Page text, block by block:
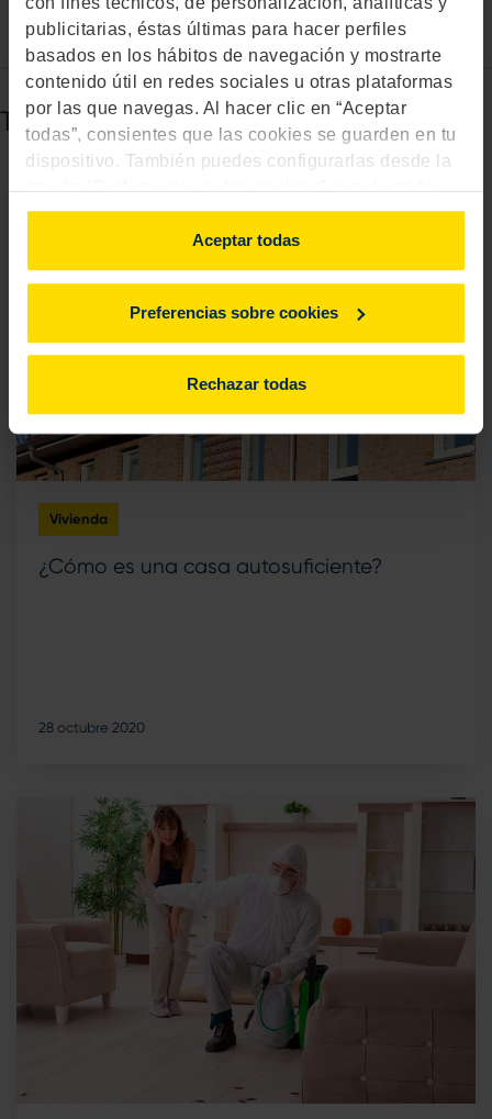
publicitarias, éstas últimas para hacer perfiles
basados en los hábitos de navegación y mostrarte
contenido útil en redes sociales u otras plataformas
por las que navegas. Al hacer clic en “Aceptar
todas”, consientes que las cookies se guarden en tu
dispositivo. También puedes configurarlas desde la
opción "Preferencias sobre cookies" o rechazarlas.
Para más información, consultaaquí.
Aceptar todas
Preferencias sobre cookies
Rechazar todas
También puede interesarte...
Vivienda
¿Cómo es una casa autosuficiente?
28 octubre 2020